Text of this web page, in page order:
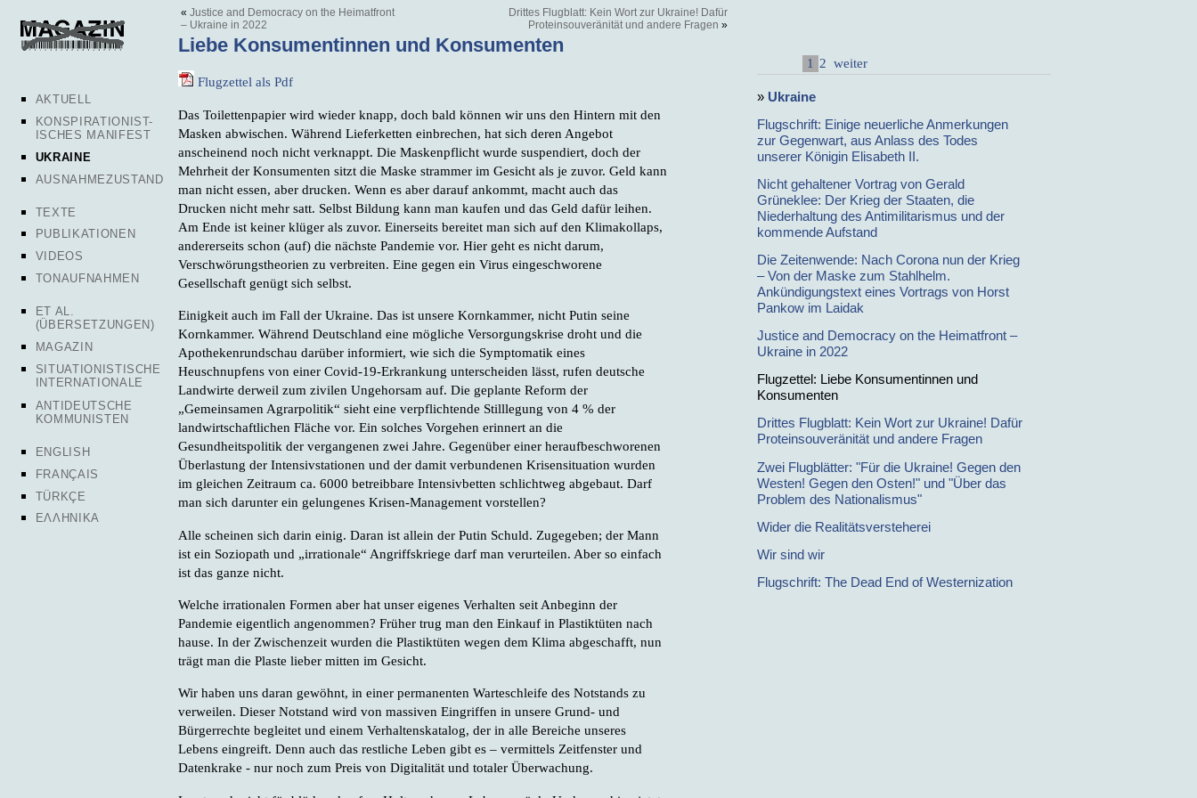
AKTUELL
KONSPIRATIONIST-
ISCHES MANIFEST
UKRAINE
AUSNAHMEZUSTAND
TEXTE
PUBLIKATIONEN
VIDEOS
TONAUFNAHMEN
ET AL.
(ÜBERSETZUNGEN)
MAGAZIN
SITUATIONISTISCHE
INTERNATIONALE
ANTIDEUTSCHE
KOMMUNISTEN
ENGLISH
FRANÇAIS
TÜRKÇE
ΕΛΛΗΝΙΚΑ
« Justice and Democracy on the Heimatfront
– Ukraine in 2022
Drittes Flugblatt: Kein Wort zur Ukraine! Dafür
Proteinsouveränität und andere Fragen »
Liebe Konsumentinnen und Konsumenten
Flugzettel als Pdf
Das Toilettenpapier wird wieder knapp, doch bald können wir uns den Hintern mit den
Masken abwischen. Während Lieferketten einbrechen, hat sich deren Angebot
anscheinend noch nicht verknappt. Die Maskenpflicht wurde suspendiert, doch der
Mehrheit der Konsumenten sitzt die Maske strammer im Gesicht als je zuvor. Geld kann
man nicht essen, aber drucken. Wenn es aber darauf ankommt, macht auch das
Drucken nicht mehr satt. Selbst Bildung kann man kaufen und das Geld dafür leihen.
Am Ende ist keiner klüger als zuvor. Einerseits bereitet man sich auf den Klimakollaps,
andererseits schon (auf) die nächste Pandemie vor. Hier geht es nicht darum,
Verschwörungstheorien zu verbreiten. Eine gegen ein Virus eingeschworene
Gesellschaft genügt sich selbst.
Einigkeit auch im Fall der Ukraine. Das ist unsere Kornkammer, nicht Putin seine
Kornkammer. Während Deutschland eine mögliche Versorgungskrise droht und die
Apothekenrundschau darüber informiert, wie sich die Symptomatik eines
Heuschnupfens von einer Covid-19-Erkrankung unterscheiden lässt, rufen deutsche
Landwirte derweil zum zivilen Ungehorsam auf. Die geplante Reform der
„Gemeinsamen Agrarpolitik“ sieht eine verpflichtende Stilllegung von 4 % der
landwirtschaftlichen Fläche vor. Ein solches Vorgehen erinnert an die
Gesundheitspolitik der vergangenen zwei Jahre. Gegenüber einer heraufbeschworenen
Überlastung der Intensivstationen und der damit verbundenen Krisensituation wurden
im gleichen Zeitraum ca. 6000 betreibbare Intensivbetten schlichtweg abgebaut. Darf
man sich darunter ein gelungenes Krisen-Management vorstellen?
Alle scheinen sich darin einig. Daran ist allein der Putin Schuld. Zugegeben; der Mann
ist ein Soziopath und „irrationale“ Angriffskriege darf man verurteilen. Aber so einfach
ist das ganze nicht.
Welche irrationalen Formen aber hat unser eigenes Verhalten seit Anbeginn der
Pandemie eigentlich angenommen? Früher trug man den Einkauf in Plastiktüten nach
hause. In der Zwischenzeit wurden die Plastiktüten wegen dem Klima abgeschafft, nun
trägt man die Plaste lieber mitten im Gesicht.
Wir haben uns daran gewöhnt, in einer permanenten Warteschleife des Notstands zu
verweilen. Dieser Notstand wird von massiven Eingriffen in unsere Grund- und
Bürgerrechte begleitet und einem Verhaltenskatalog, der in alle Bereiche unseres
Lebens eingreift. Denn auch das restliche Leben gibt es – vermittels Zeitfenster und
Datenkrake - nur noch zum Preis von Digitalität und totaler Überwachung.
1 2 weiter
» Ukraine
Flugschrift: Einige neuerliche Anmerkungen
zur Gegenwart, aus Anlass des Todes
unserer Königin Elisabeth II.
Nicht gehaltener Vortrag von Gerald
Grüneklee: Der Krieg der Staaten, die
Niederhaltung des Antimilitarismus und der
kommende Aufstand
Die Zeitenwende: Nach Corona nun der Krieg
– Von der Maske zum Stahlhelm.
Ankündigungstext eines Vortrags von Horst
Pankow im Laidak
Justice and Democracy on the Heimatfront –
Ukraine in 2022
Flugzettel: Liebe Konsumentinnen und
Konsumenten
Drittes Flugblatt: Kein Wort zur Ukraine! Dafür
Proteinsouveränität und andere Fragen
Zwei Flugblätter: "Für die Ukraine! Gegen den
Westen! Gegen den Osten!" und "Über das
Problem des Nationalismus"
Wider die Realitätsversteherei
Wir sind wir
Flugschrift: The Dead End of Westernization